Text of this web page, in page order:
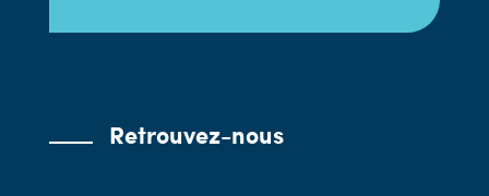
Retrouvez-nous